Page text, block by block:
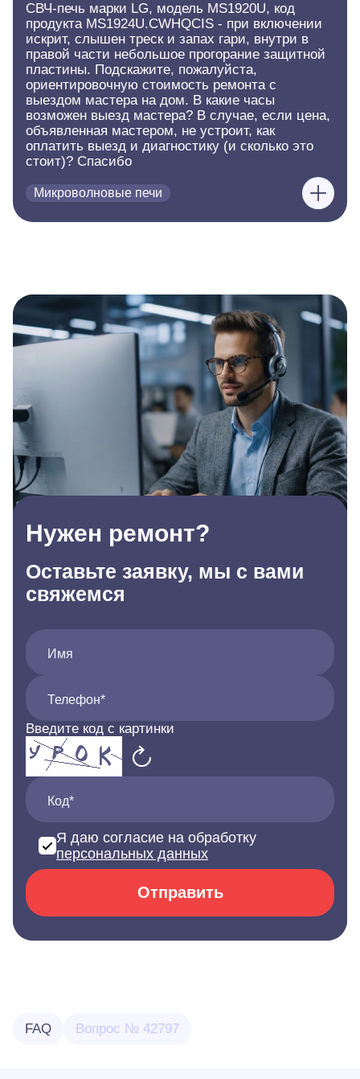
СВЧ-печь марки LG, модель MS1920U, код
продукта MS1924U.CWHQCIS - при включении
искрит, слышен треск и запах гари, внутри в
правой части небольшое прогорание защитной
пластины. Подскажите, пожалуйста,
ориентировочную стоимость ремонта с
выездом мастера на дом. В какие часы
возможен выезд мастера? В случае, если цена,
объявленная мастером, не устроит, как
оплатить выезд и диагностику (и сколько это
стоит)? Спасибо
Микроволновые печи
Нужен ремонт?
Оставьте заявку, мы с вами
свяжемся
Имя
Телефон*
Введите код с картинки
Код*
Я даю согласие на обработку
персональных данных
Отправить
FAQ Вопрос № 42797